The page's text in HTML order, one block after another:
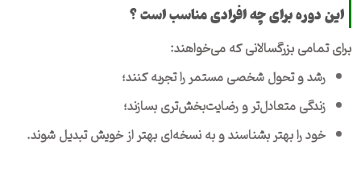
این دوره برای چه افرادی مناسب است ؟
برای تمامی بزرگسالانی که می‌خواهند:
رشد و تحول شخصی مستمر را تجربه کنند؛
زندگی متعادل‌تر و رضایت‌بخش‌تری بسازند؛
خود را بهتر بشناسند و به نسخه‌ای بهتر از خویش تبدیل شوند.